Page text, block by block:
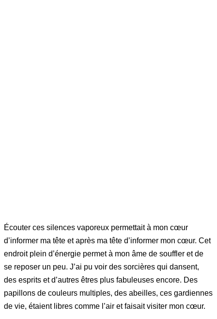
Écouter ces silences vaporeux permettait à mon cœur
d’informer ma tête et après ma tête d’informer mon cœur. Cet
endroit plein d’énergie permet à mon âme de souffler et de
se reposer un peu. J’ai pu voir des sorcières qui dansent,
des esprits et d’autres êtres plus fabuleuses encore. Des
papillons de couleurs multiples, des abeilles, ces gardiennes
de vie, étaient libres comme l’air et faisait visiter mon cœur.